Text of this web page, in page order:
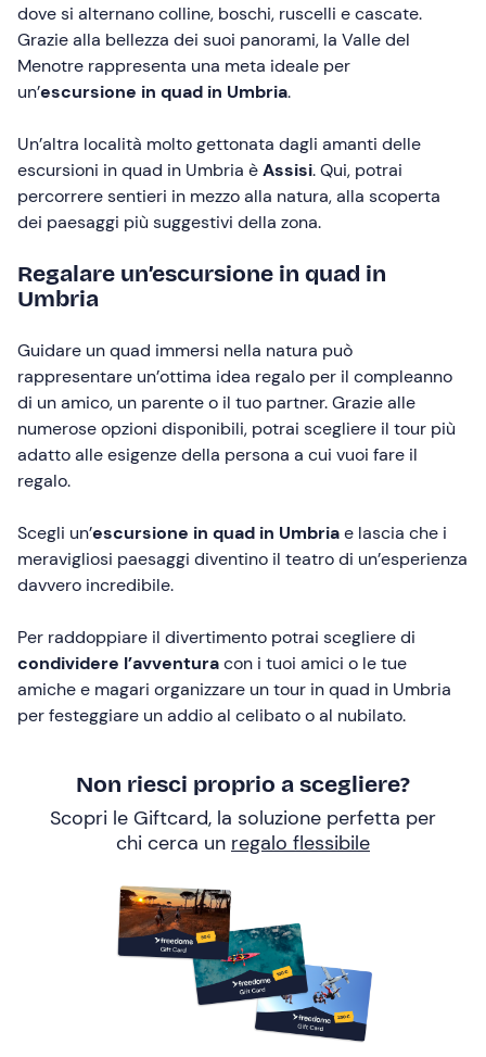
dove si alternano colline, boschi, ruscelli e cascate.
Grazie alla bellezza dei suoi panorami, la Valle del
Menotre rappresenta una meta ideale per
un’escursione in quad in Umbria.
Un’altra località molto gettonata dagli amanti delle
escursioni in quad in Umbria èAssisi. Qui, potrai
percorrere sentieri in mezzo alla natura, alla scoperta
dei paesaggi più suggestivi della zona.
Regalare un’escursione in quad in
Umbria
Guidare un quad immersi nella natura può
rappresentare un’ottima idea regalo per il compleanno
di un amico, un parente o il tuo partner. Grazie alle
numerose opzioni disponibili, potrai scegliere il tour più
adatto alle esigenze della persona a cui vuoi fare il
regalo.
Scegli un’escursione in quad in Umbriae lascia che i
meravigliosi paesaggi diventino il teatro di un’esperienza
davvero incredibile.
Per raddoppiare il divertimento potrai scegliere di
condividere l’avventuracon i tuoi amici o le tue
amiche e magari organizzare un tour in quad in Umbria
per festeggiare un addio al celibato o al nubilato.
Non riesci proprio a scegliere?
Scopri le Giftcard, la soluzione perfetta per
chi cerca un regalo flessibile